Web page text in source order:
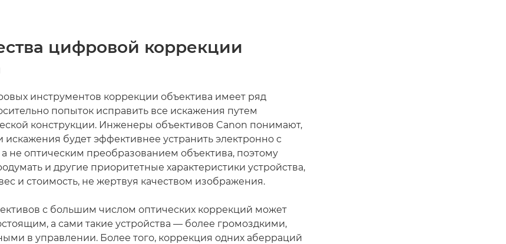
цифровой коррекции
инструментов коррекции объектива имеет ряд
попыток исправить все искажения путем
конструкции. Инженеры объективов Canon понимают,
искажения будет эффективнее устранить электронно с
не оптическим преобразованием объектива, поэтому
и другие приоритетные характеристики устройства,
и стоимость, не жертвуя качеством изображения.
с большим числом оптических коррекций может
а сами такие устройства — более громоздкими,
в управлении. Более того, коррекция одних аберраций